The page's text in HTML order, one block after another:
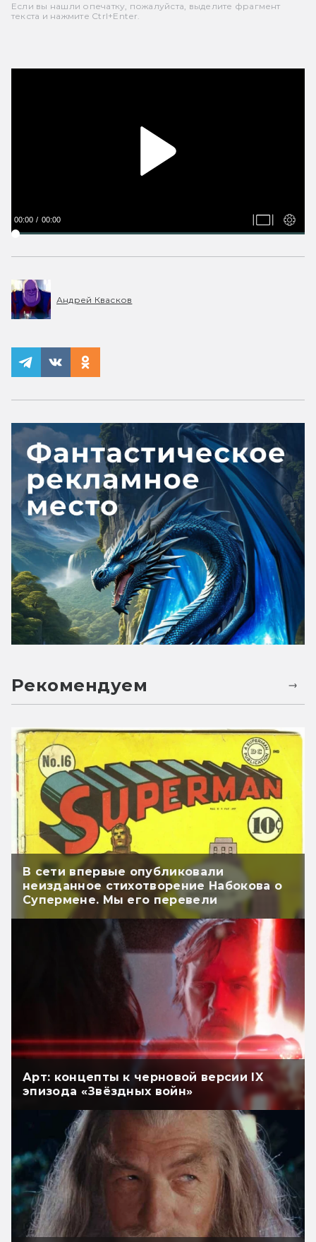
Если вы нашли опечатку, пожалуйста, выделите фрагмент
текста и нажмите Ctrl+Enter.
00:00 00:00
Андрей Квасков
Рекомендуем
В сети впервые опубликовали
неизданное стихотворение Набокова о
Супермене. Мы его перевели
Арт: концепты к черновой версии IX
эпизода «Звёздных войн»